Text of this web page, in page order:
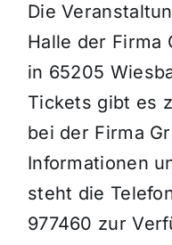
Die
Halle der Firma
in 65205
Tickets gibt es
bei der Firma
Informationen
steht die
977460 zur